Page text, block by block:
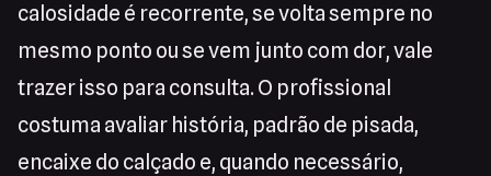
calosidade é recorrente, se volta sempre no
mesmo ponto ou se vem junto com dor, vale
trazer isso para consulta. O profissional
costuma avaliar história, padrão de pisada,
encaixe do calçado e, quando necessário,